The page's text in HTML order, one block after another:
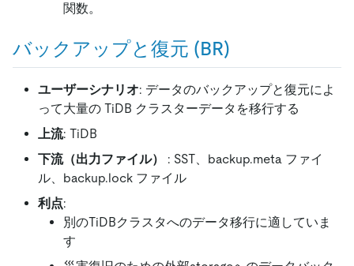
関数。
バックアップと復元 (BR)
ユーザーシナリオ: データのバックアップと復元によ
って大量の TiDB クラスターデータを移行する
上流: TiDB
下流（出力ファイル）
: SST、backup.meta ファイ
ル、backup.lock ファイル
利点:
別のTiDBクラスタへのデータ移行に適していま
す